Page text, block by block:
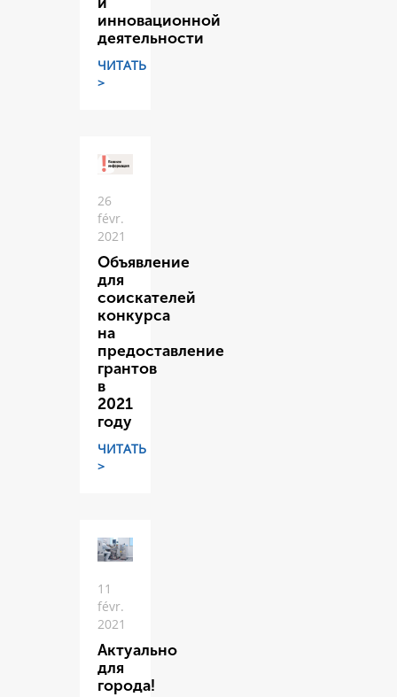
инновационной
деятельности
ЧИТАТЬ
>
26
févr.
2021
Объявление
для
соискателей
конкурса
на
предоставление
грантов
в
2021
году
ЧИТАТЬ
>
11
févr.
2021
Актуально
для
города!